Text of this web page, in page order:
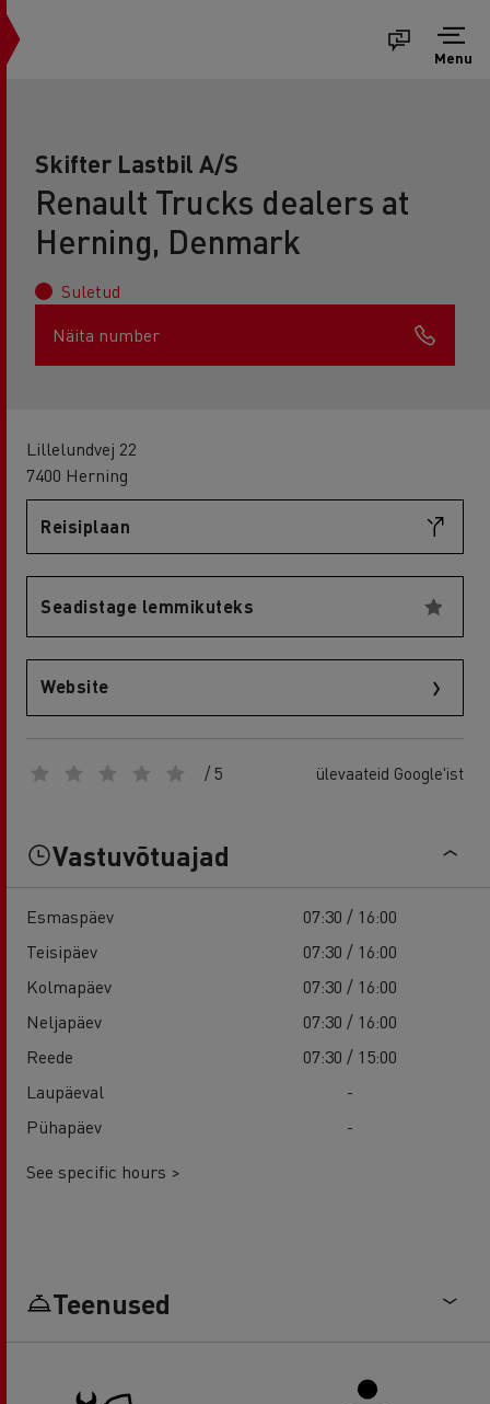
Menu
Skifter Lastbil A/S
Renault Trucks dealers at
Herning, Denmark
Suletud
Näita number
Lillelundvej 22
7400 Herning
Reisiplaan
Seadistage lemmikuteks
Website
/ 5 ülevaateid Google'ist
Vastuvõtuajad
Esmaspäev
07:30 / 16:00
Teisipäev
07:30 / 16:00
Kolmapäev
07:30 / 16:00
Neljapäev
07:30 / 16:00
Reede
07:30 / 15:00
Laupäeval
-
Pühapäev
-
See specific hours >
Teenused